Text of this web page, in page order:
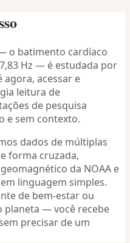
o batimento cardíaco
Hz — é estudada por
agora, acessar e
leitura de
de pesquisa
e sem contexto.
dados de múltiplas
forma cruzada,
da NOAA e
linguagem simples.
de bem-estar ou
planeta — você recebe
precisar de um